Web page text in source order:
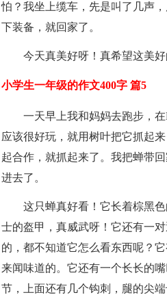
怕？我坐上缆车，先是叫了几声
下装备，就回家了。
今天真美好呀！真希望这美好
小学生一年级的作文400字 篇5
一天早上我和妈妈去跑步，
应该很好玩，就用树叶把它抓起
起合作，就抓起来了。我把蝉带
进去了。
这只蝉真好看！它长着棕黑
士的盔甲，真威武呀！它还有一
的，都不知道它怎么看东西呢？
来闻味道的。它还有一个长长的
节，上面还有几个钩刺，腿的尖